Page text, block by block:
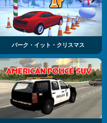
パーク・イット・クリスマス